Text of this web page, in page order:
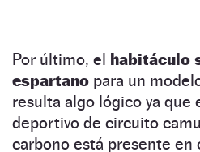
Por último, el habitáculo
espartano para un
resulta algo lógico ya que
deportivo de circuito
carbono está presente en